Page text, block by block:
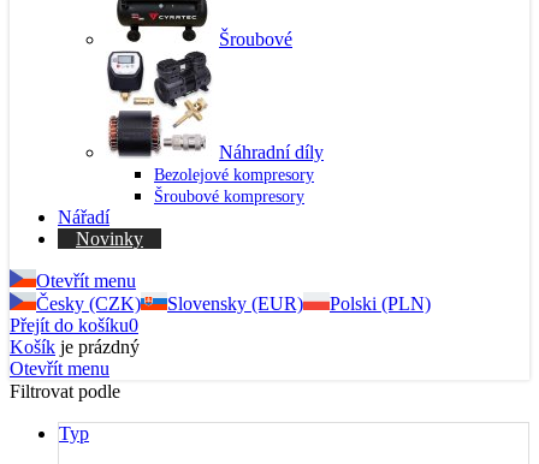
Šroubové
Náhradní díly
Bezolejové kompresory
Šroubové kompresory
Nářadí
Novinky
Otevřít menu
Česky (CZK)
Slovensky (EUR)
Polski (PLN)
Přejít do košíku0
Košík je prázdný
Otevřít menu
Filtrovat podle
Typ